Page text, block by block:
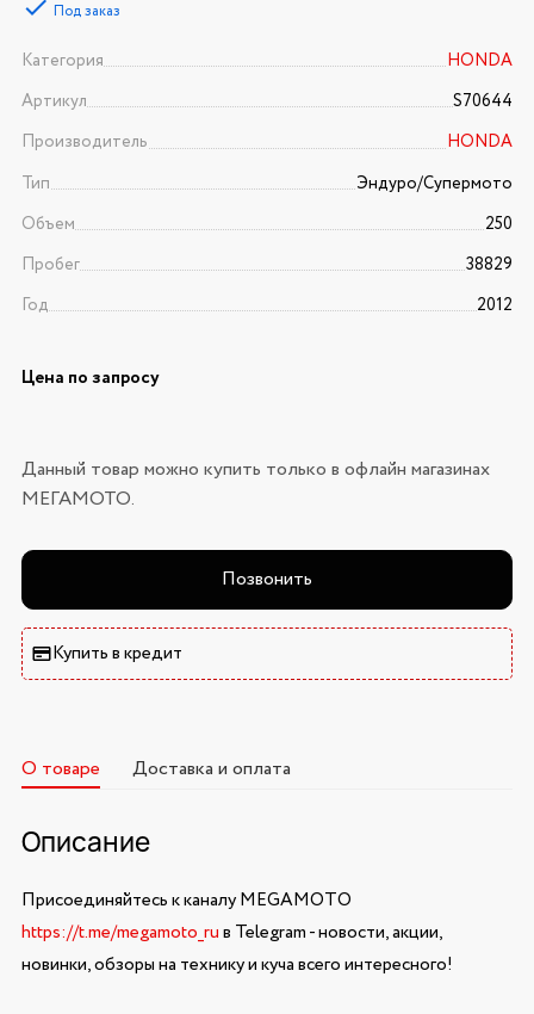
Под заказ
Категория
HONDA
Артикул
S70644
Производитель
HONDA
Тип
Эндуро/Супермото
Объем
250
Пробег
38829
Год
2012
Цена по запросу
Данный товар можно купить только в офлайн магазинах
МЕГАМОТО.
Позвонить
Купить в кредит
О товаре Доставка и оплата
Описание
Присоединяйтесь к каналу MEGAMOTO
https://t.me/megamoto_ruв Telegram - новости, акции,
новинки, обзоры на технику и куча всего интересного!